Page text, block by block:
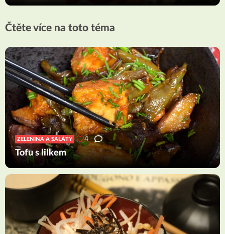
Čtěte více na toto téma
ZELENINA A SALÁTY 4
Tofu s lilkem